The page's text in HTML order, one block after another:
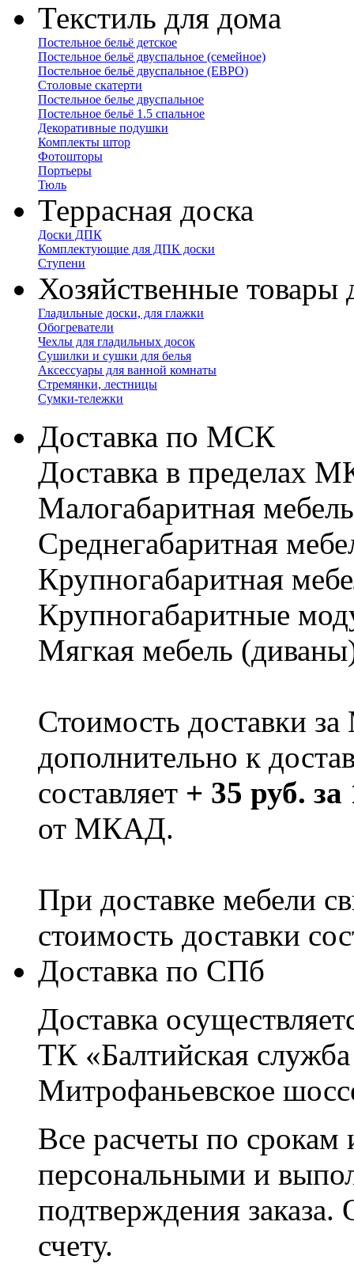
Текстиль для дома
Постельное бельё детское
Постельное бельё двуспальное (семейное)
Постельное бельё двуспальное (ЕВРО)
Столовые скатерти
Постельное белье двуспальное
Постельное бельё 1.5 спальное
Декоративные подушки
Комплекты штор
Фотошторы
Портьеры
Тюль
Террасная доска
Доски ДПК
Комплектующие для ДПК доски
Ступени
Хозяйственные товары
Гладильные доски, для глажки
Обогреватели
Чехлы для гладильных досок
Сушилки и сушки для белья
Аксессуары для ванной комнаты
Стремянки, лестницы
Сумки-тележки
Доставка по МСК
Доставка в пределах
Малогабаритная
Cреднегабаритная
Крупногабаритная
Крупногабаритные
Мягкая мебель
Стоимость доставки
дополнительно к
составляет + 35 руб.
от МКАД.
При доставке мебели
стоимость доставки
Доставка по СПб
Доставка
ТК «Балтийская
Митрофаньевское
Все расчеты по срокам
персональными и
подтверждения заказа.
счету.